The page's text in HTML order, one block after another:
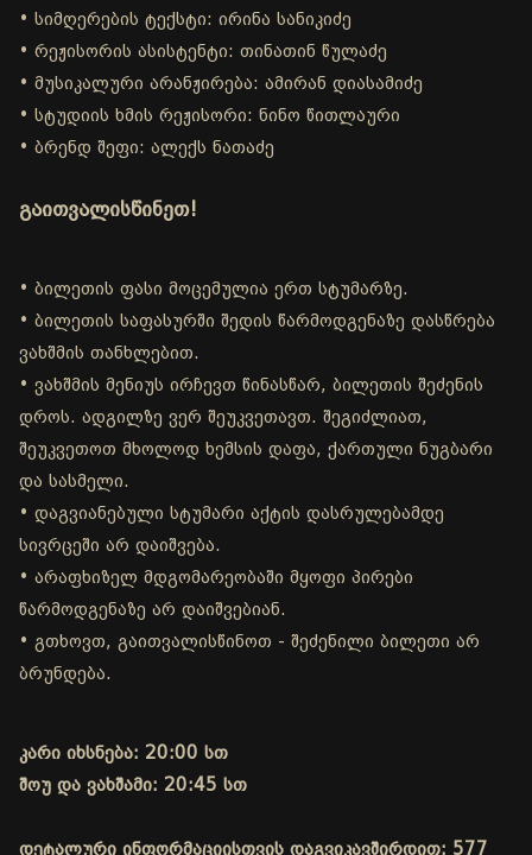
• სიმღერების ტექსტი: ირინა სანიკიძე
• რეჟისორის ასისტენტი: თინათინ წულაძე
• მუსიკალური არანჟირება: ამირან დიასამიძე
• სტუდიის ხმის რეჟისორი: ნინო წითლაური
• ბრენდ შეფი: ალექს ნათაძე
გაითვალისწინეთ!
• ბილეთის ფასი მოცემულია ერთ სტუმარზე.
• ბილეთის საფასურში შედის წარმოდგენაზე დასწრება
ვახშმის თანხლებით.
• ვახშმის მენიუს ირჩევთ წინასწარ, ბილეთის შეძენის
დროს. ადგილზე ვერ შეუკვეთავთ. შეგიძლიათ,
შეუკვეთოთ მხოლოდ ხემსის დაფა, ქართული ნუგბარი
და სასმელი.
• დაგვიანებული სტუმარი აქტის დასრულებამდე
სივრცეში არ დაიშვება.
• არაფხიზელ მდგომარეობაში მყოფი პირები
წარმოდგენაზე არ დაიშვებიან.
• გთხოვთ, გაითვალისწინოთ - შეძენილი ბილეთი არ
ბრუნდება.
კარი იხსნება: 20:00 სთ
შოუ და ვახშამი: 20:45 სთ
დეტალური ინფორმაციისთვის დაგვიკავშირდით: 577